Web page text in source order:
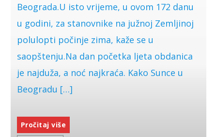
Beograda.U isto vrijeme, u ovom 172 danu
u godini, za stanovnike na južnoj Zemljinoj
polulopti počinje zima, kaže se u
saopštenju.Na dan početka ljeta obdanica
je najduža, a noć najkraća. Kako Sunce u
Beogradu […]
Pročitaj više